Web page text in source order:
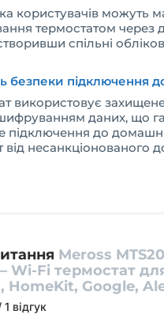
користувачів можуть
термостатом через
спільні
безпеки підключення
використовує
даних, що
підключення до
від несанкціонованого
Meross
Wi-Fi термостат
HomeKit, Google,
1 відгук